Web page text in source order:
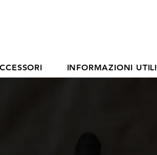
INFORMAZIONI UTILI